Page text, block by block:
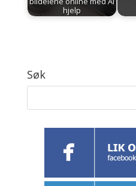
hjelp
Søk